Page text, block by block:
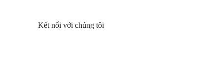
Kết nối với chúng tôi